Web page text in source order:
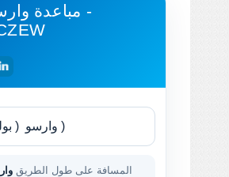
مباعدة
المسافة على طول الطريق